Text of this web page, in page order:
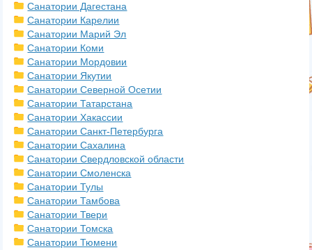
Санатории Дагестана
Санатории Карелии
Санатории Марий Эл
Санатории Коми
Санатории Мордовии
Санатории Якутии
Санатории Северной Осетии
Санатории Татарстана
Санатории Хакассии
Санатории Санкт-Петербурга
Санатории Сахалина
Санатории Свердловской области
Санатории Смоленска
Санатории Тулы
Санатории Тамбова
Санатории Твери
Санатории Томска
Санатории Тюмени